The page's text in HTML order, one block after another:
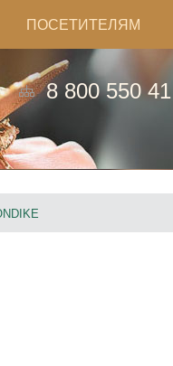
ПОСЕТИТЕЛЯМ
8 800 550